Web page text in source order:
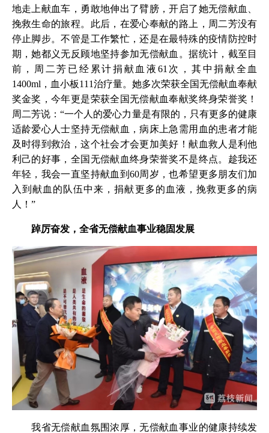
地走上献血车，勇敢地伸出了臂膀，开启了她无偿献血、
挽救生命的旅程。此后，在爱心奉献的路上，周二芳没有
停止脚步。不管是工作繁忙，还是在最特殊的疫情防控时
期，她都义无反顾地坚持参加无偿献血。据统计，截至目
前，周二芳已经累计捐献血液61次，其中捐献全血
1400ml，血小板111治疗量。她多次荣获全国无偿献血奉献
奖金奖，今年更是荣获全国无偿献血奉献奖终身荣誉奖！
周二芳说：“一个人的爱心力量是有限的，只有更多的健康
适龄爱心人士坚持无偿献血，病床上急需用血的患者才能
及时得到救治，这个社会才会更加美好！献血救人是利他
利己的好事，全国无偿献血终身荣誉奖不是终点。趁我还
年轻，我会一直坚持献血到60周岁，也希望更多朋友们加
入到献血的队伍中来，捐献更多的血液，挽救更多的病
人！”
踔厉奋发，全省无偿献血事业稳固发展
我省无偿献血氛围浓厚，无偿献血事业的健康持续发